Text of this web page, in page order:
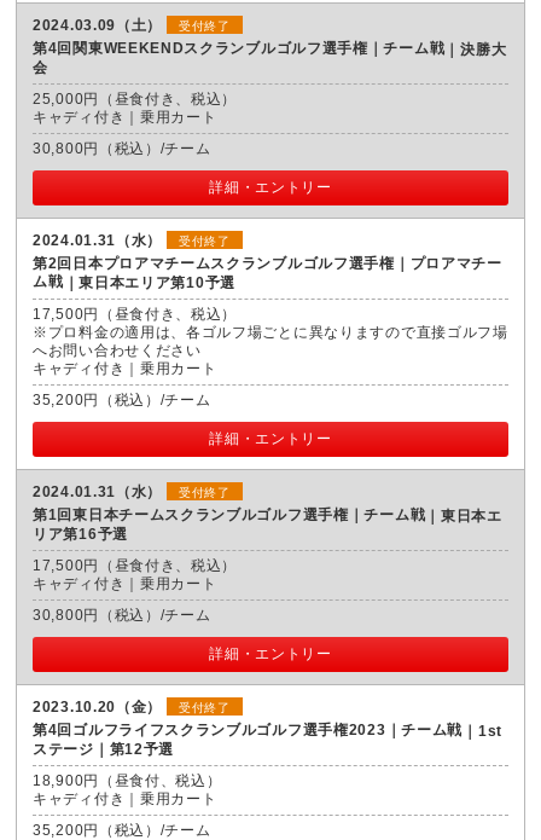
2024.03.09（土） 受付終了
第4回関東WEEKENDスクランブルゴルフ選手権｜チーム戦
決勝大
会
25,000円（昼食付き、税込）
キャディ付き｜乗用カート
30,800円（税込）/チーム
詳細・エントリー
2024.01.31（水） 受付終了
第2回日本プロアマチームスクランブルゴルフ選手権｜プロアマチー
ム戦
東日本エリア第10予選
17,500円（昼食付き、税込）
※プロ料金の適用は、各ゴルフ場ごとに異なりますので直接ゴルフ場
へお問い合わせください
キャディ付き｜乗用カート
35,200円（税込）/チーム
詳細・エントリー
2024.01.31（水） 受付終了
第1回東日本チームスクランブルゴルフ選手権｜チーム戦
東日本エ
リア第16予選
17,500円（昼食付き、税込）
キャディ付き｜乗用カート
30,800円（税込）/チーム
詳細・エントリー
2023.10.20（金） 受付終了
第4回ゴルフライフスクランブルゴルフ選手権2023｜チーム戦
1st
ステージ｜第12予選
18,900円（昼食付、税込）
キャディ付き｜乗用カート
35,200円（税込）/チーム